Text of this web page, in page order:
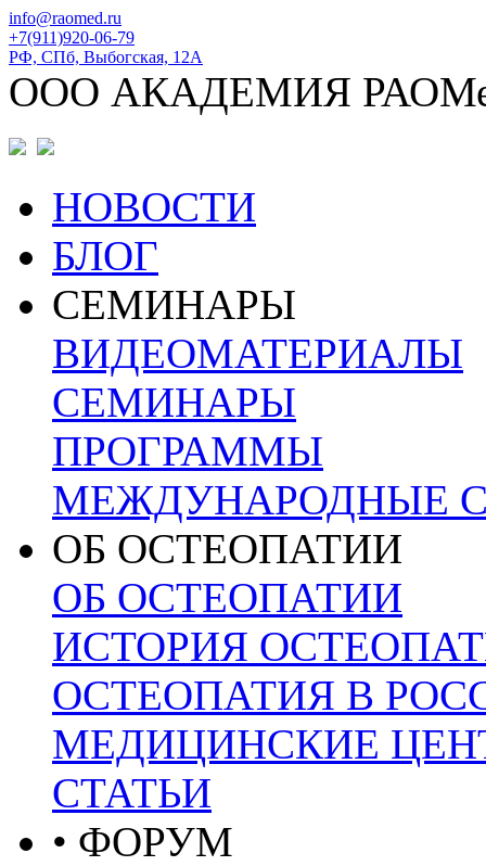
info@raomed.ru
+7(911)920-06-79
РФ, СПб, Выбогская, 12А
ООО АКАДЕМИЯ
НОВОСТИ
БЛОГ
СЕМИНАРЫ
ВИДЕОМАТЕРИАЛЫ
СЕМИНАРЫ
ПРОГРАММЫ
МЕЖДУНАРОДНЫЕ
ОБ ОСТЕОПАТИИ
ОБ ОСТЕОПАТИИ
ИСТОРИЯ
ОСТЕОПАТИЯ В
МЕДИЦИНСКИЕ
СТАТЬИ
• ФОРУМ